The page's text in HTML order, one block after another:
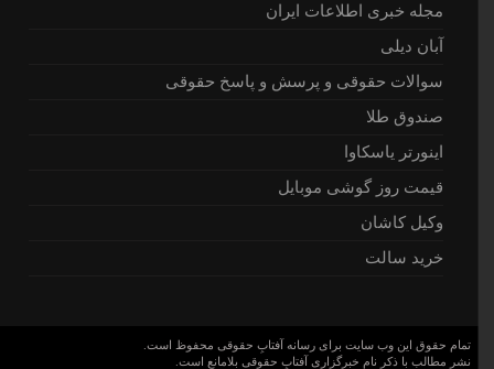
مجله خبری اطلاعات ایران
آبان دیلی
سوالات حقوقی و پرسش و پاسخ حقوقی
صندوق طلا
اینورتر یاسکاوا
قیمت روز گوشی موبایل
وکیل کاشان
خرید سالت
تمام حقوق این وب سایت برای رسانه آفتابِ حقوقی محفوظ است.
نشر مطالب با ذکر نام خبرگزاری آفتابِ حقوقی بلامانع است.